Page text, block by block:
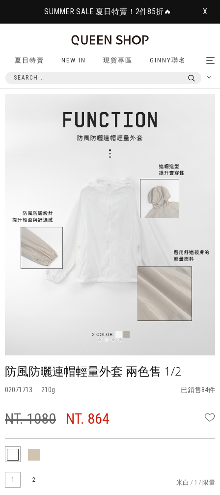
SUMMER SALE 夏日特賣！2件85折🔥 X
夏日特賣 NEW IN 現貨專區 GINNY聯名
防風防曬連帽輕量外套 兩色售 1/2
02071713 210 已銷售84件
NT. 1080 NT. 864
1 2 米白 1 限量